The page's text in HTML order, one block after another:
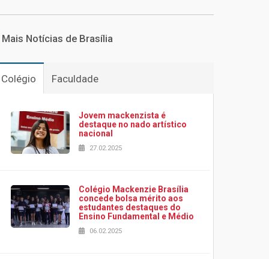
Mais Notícias de Brasília
Colégio Faculdade
Jovem mackenzista é
destaque no nado artístico
nacional
27.02.2025
Colégio Mackenzie Brasília
concede bolsa mérito aos
estudantes destaques do
Ensino Fundamental e Médio
06.02.2025